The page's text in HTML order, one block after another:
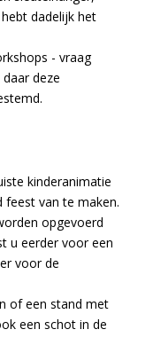
dadelijk het
- vraag
deze
kinderanimatie
van te maken.
opgevoerd
u eerder voor een
voor de
of een stand met
een schot in de